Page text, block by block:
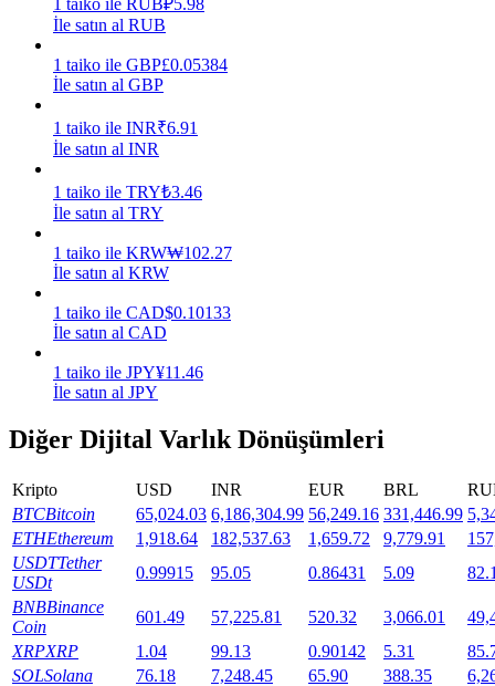
Günlük rekabetçi ödüller kazanın
Yüksek getiri ve anında erişim
Launchpool
Popüler token'lar kazanmak için esnek staking
İle satın al RUB
1 taiko ile GBP£0.05384
İle satın al GBP
1 taiko ile INR₹6.91
İle satın al INR
1 taiko ile TRY₺3.46
İle satın al TRY
1 taiko ile KRW₩102.27
İle satın al KRW
1 taiko ile CAD$0.10133
İle satın al CAD
1 taiko ile JPY¥11.46
İle satın al JPY
Diğer Dijital Varlık Dönüşümleri
Kripto USD INR EUR BRL
BTCBitcoin 65,024.03 6,186,304.99 56,249.16 331,446.99
ETHEthereum 1,918.64 182,537.63 1,659.72 9,779.91
USDTTether
USDt
0.99915 95.05 0.86431 5.09
BNBBinance
Coin
601.49 57,225.81 520.32 3,066.01
XRPXRP 1.04 99.13 0.90142 5.31
SOLSolana 76.18 7,248.45 65.90 388.35